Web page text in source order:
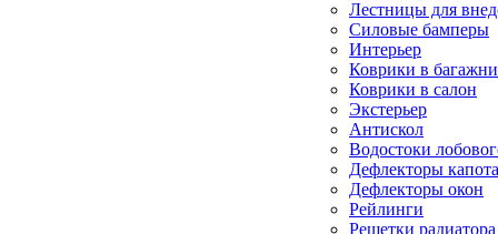
Лестницы для
Силовые бамперы
Интерьер
Коврики в
Коврики в салон
Экстерьер
Антискол
Водостоки
Дефлекторы капота
Дефлекторы окон
Рейлинги
Решетки радиатора